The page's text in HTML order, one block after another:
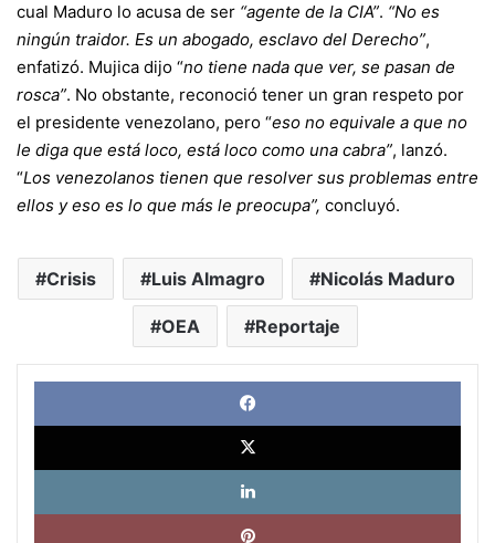
cual Maduro lo acusa de ser “agente de la CIA”. “No es
ningún traidor. Es un abogado, esclavo del Derecho”,
enfatizó. Mujica dijo “no tiene nada que ver, se pasan de
rosca”. No obstante, reconoció tener un gran respeto por
el presidente venezolano, pero “eso no equivale a que no
le diga que está loco, está loco como una cabra”, lanzó.
“Los venezolanos tienen que resolver sus problemas entre
ellos y eso es lo que más le preocupa”, concluyó.
Crisis Luis Almagro Nicolás Maduro
OEA Reportaje
X